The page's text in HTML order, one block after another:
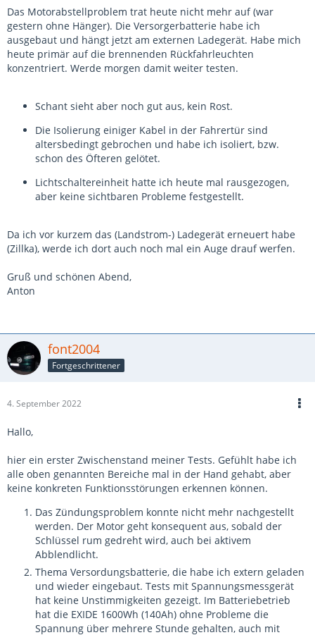
Das Motorabstellproblem trat heute nicht mehr auf (war
gestern ohne Hänger). Die Versorgerbatterie habe ich
ausgebaut und hängt jetzt am externen Ladegerät. Habe mich
heute primär auf die brennenden Rückfahrleuchten
konzentriert. Werde morgen damit weiter testen.
Schant sieht aber noch gut aus, kein Rost.
Die Isolierung einiger Kabel in der Fahrertür sind
altersbedingt gebrochen und habe ich isoliert, bzw.
schon des Öfteren gelötet.
Lichtschaltereinheit hatte ich heute mal rausgezogen,
aber keine sichtbaren Probleme festgestellt.
Da ich vor kurzem das (Landstrom-) Ladegerät erneuert habe
(Zillka), werde ich dort auch noch mal ein Auge drauf werfen.
Gruß und schönen Abend,
Anton
font2004
Fortgeschrittener
4. September 2022
Hallo,
hier ein erster Zwischenstand meiner Tests. Gefühlt habe ich
alle oben genannten Bereiche mal in der Hand gehabt, aber
keine konkreten Funktionsstörungen erkennen können.
Das Zündungsproblem konnte nicht mehr nachgestellt
werden. Der Motor geht konsequent aus, sobald der
Schlüssel rum gedreht wird, auch bei aktivem
Abblendlicht.
Thema Versordungsbatterie, die habe ich extern geladen
und wieder eingebaut. Tests mit Spannungsmessgerät
hat keine Unstimmigkeiten gezeigt. Im Batteriebetrieb
hat die EXIDE 1600Wh (140Ah) ohne Probleme die
Spannung über mehrere Stunde gehalten, auch mit